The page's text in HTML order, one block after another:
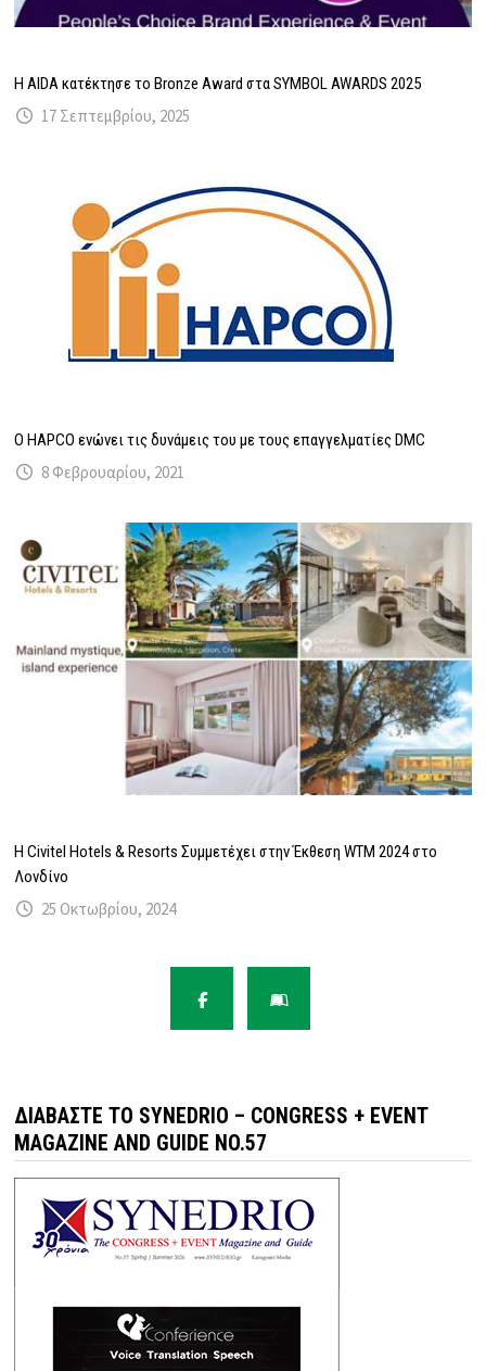
Η AIDA κατέκτησε το Bronze Award στα SYMBOL AWARDS 2025
17 Σεπτεμβρίου, 2025
O HAPCO ενώνει τις δυνάμεις του με τους επαγγελματίες DMC
8 Φεβρουαρίου, 2021
Η Civitel Hotels & Resorts Συμμετέχει στην Έκθεση WTM 2024 στο
Λονδίνο
25 Οκτωβρίου, 2024
ΔΙΑΒΆΣΤΕ ΤΟ SYNEDRIO – CONGRESS + EVENT
MAGAZINE AND GUIDE NO.57